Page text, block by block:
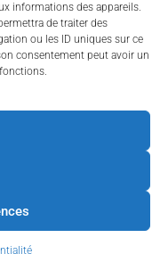
informations des appareils.
de traiter des
ou les ID uniques sur ce
consentement peut avoir un